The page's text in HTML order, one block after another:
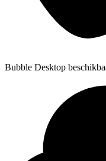
Bubble Desktop